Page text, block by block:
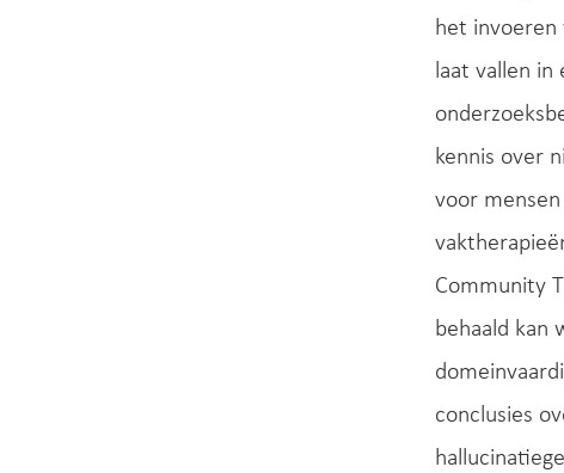
het invoeren
laat vallen
kennis over
voor
Community
behaald kan
conclusies